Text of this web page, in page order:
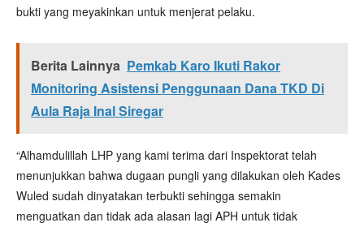
bukti yang meyakinkan untuk menjerat pelaku.
Berita Lainnya Pemkab Karo Ikuti Rakor
Monitoring Asistensi Penggunaan Dana TKD Di
Aula Raja Inal Siregar
“Alhamdulillah LHP yang kami terima dari Inspektorat telah
menunjukkan bahwa dugaan pungli yang dilakukan oleh Kades
Wuled sudah dinyatakan terbukti sehingga semakin
menguatkan dan tidak ada alasan lagi APH untuk tidak